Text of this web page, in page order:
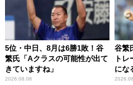
5位・中日、8月は6勝1敗！谷
繁氏「Aクラスの可能性が出て
きていますね」
2026.08.08
谷繁
ト
にな